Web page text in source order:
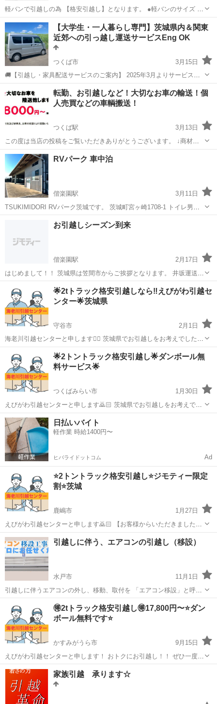
軽バンで引越しの為 【格安引越し】となります。 ●軽バンのサイズ 高
さ1180㎜ 横 1300㎜ 縦 1700㎜ 冷蔵庫…2ドアタイプ 1150㎜未満
の物 ●対応地域● 積込地 ⇒ 『茨城県全域』...
茨城 土浦市 引っ越し
【大学生・一人暮らし専門】茨城県内＆関東
近郊への引っ越し運送サービスEng OK
つくば市
3月15日
🚚【引越し・家具配送サービスのご案内】 2025年3月よりサービスを
開始し、わずか4ヶ月で15名以上のお客様（外国人含む）の引越しをサ
ポートしてきました。 単身者や大学生の引越しに特化し、家具の配送
や設置も対応いたします。 ...
つくば市 引っ越し お客様
転勤、お引越しなど！大切なお車の輸送！個
人売買などの車輌搬送！
つくば駅
3月13日
この度は当店の投稿をご覧いただきありがとうございます。 ↓商材説
明↓ お客様の大切なお車を１台積み積載車にてオーダー陸送を承りま
す。 ★陸送料金例★ 車種：軽自動車 引取り地域：茨城県つくば市
お...
茨城 つくば市 つくば駅 引っ越し
RVパーク 車中泊
偕楽園駅
3月11日
TSUKIMIDORI RVパーク茨城です。 茨城町宮ヶ崎1708-1 トイレ男女
別、シャワールール無し（近隣施設利用） 悪天候や車両トラブル、メ
ンテナンスなど希望者は 倉庫内に車両を入れる事もできます。（別途
偕楽園駅 引っ越し
お引越しシーズン到来
偕楽園駅
2月17日
はじめまして！！ 茨城県は笠間市からご挨拶となります。 井坂運送の
井坂と申します。 これからお引越しされる方々におかれましては、
様々な業者様とやり取りをされるかと思います。 値段や日程、時間帯
などの様々な制約の中で、皆様...
水戸市 偕楽園駅 引っ越し 無料
🌟2tトラック格安引越しなら‼️えびがわ引越セ
ンター🌟茨城県
守谷市
2月1日
海老川引越センターと申します💁‍♂️ 茨城県でお引越しをお考えでした
ら、ぜひ当社にお任せください！ 大手引越し会社さんの３〜４割お安
くお引越しできます！ ⬇️まずは公式LINEか電話にて無料お見積り⬇️ ...
守谷市 引っ越し 無料
🌟2トントラック格安引越し🌟ダンボール無
料サービス🌟
つくばみらい市
1月30日
えびがわ引越センターと申します🙇🏻 茨城県でお引越しをお考えでし
たら、 ぜひ当社にお任せください！ 大手引越し会社さんより ３〜４
割お安くお引越しできます！ ⬇️まずは公式LINEか電話にて無料お見積
り...
茨城 つくばみらい市 引っ越し
日払いバイト
軽作業 時給1400円〜
ヒバライドットコム Ad
⭐️2トントラック格安引越し⭐️ジモティー限定
割⭐️茨城
鹿嶋市
1月27日
えびがわ引越センターと申します🙇🏻 【お客様からいただきましたア
ンケートです】 https://ibb.co/n0yYbpP https://ibb.co/j5PTydk
https://ibb.co/LNq4h...
茨城 鹿嶋市 引っ越し
引越しに伴う、エアコンの引越し（移設）
水戸市
11月1日
引越しに伴うエアコンの外し、移動、取付を 「エアコン移設」と呼ん
でおります。 ＜基本料金＞ 外し 5,000円（税別）より 取付 13,000
円（税別）より 外し+取付が基本料金（当店エリア内）となります。
...
引っ越し パイプ
🉐2tトラック格安引越し🉐17,800円〜⭐️ダン
ボール無料です⭐️
かすみがうら市
9月15日
えびがわ引越センターと申します！ おトクにお引越し！！ ぜひ一度弊
社にご相談ください！ LINEでお見積り完結できます🙆‍♂️ ⬇️まずは公式
LINEか電話にて無料お見積り⬇️ https://line...
茨城 かすみがうら市 引っ越し
家族引越 承ります☆